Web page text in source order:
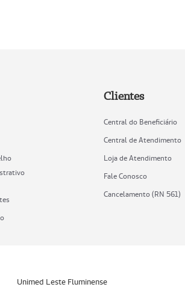
Clientes
Central do Beneficiário
Central de Atendimento
Loja de Atendimento
Fale Conosco
Cancelamento (RN 561)
Unimed Leste Fluminense